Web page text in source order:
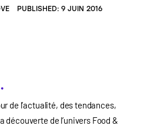
PUBLISHED: 9 JUIN 2016
de l’actualité, des tendances,
découverte de l’univers Food&